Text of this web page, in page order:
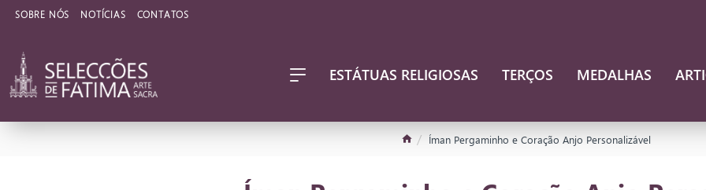
SOBRE NÓS NOTÍCIAS CONTATOS
ESTÁTUAS RELIGIOSAS TERÇOS MEDALHAS
Íman Pergaminho e Coração Anjo Personalizável